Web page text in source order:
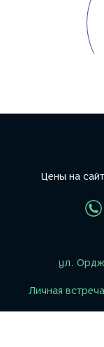
Цены на
ул.
Личная